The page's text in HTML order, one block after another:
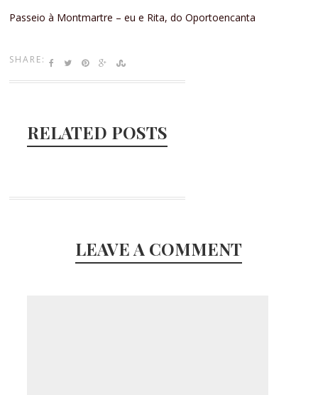
Passeio à Montmartre – eu e Rita, do Oportoencanta
SHARE:
RELATED POSTS
LEAVE A COMMENT